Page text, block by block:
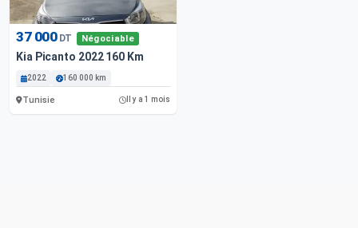
37 000 DT Négociable
Kia Picanto 2022 160 Km
2022 160 000 km
Tunisie Il y a 1 mois